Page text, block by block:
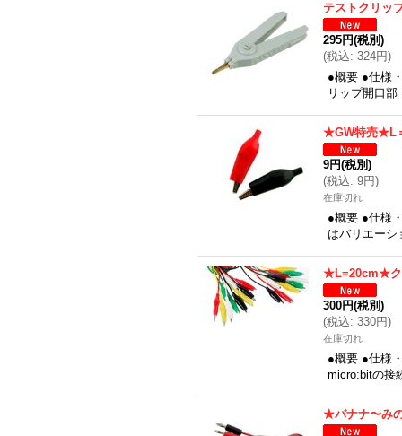
テストクリッ
295円(税別)
(税込: 324円)
●概要 ●仕様
リップ開口
★GW特売★L
9円(税別)
(税込: 9円)
在庫切れ
●概要 ●仕様
はバリエーシ
★L=20cm★ク
300円(税別)
(税込: 330円)
在庫切れ
●概要 ●仕様
micro:bitの接
★バナナ〜み